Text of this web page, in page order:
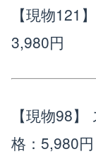
【現物121
3,980円
【現物98
格：5,980円